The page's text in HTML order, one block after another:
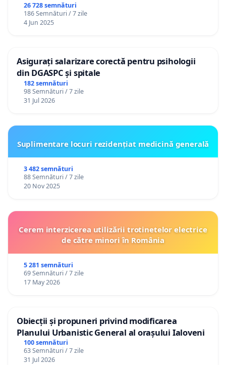
26 728 semnături
186 Semnături / 7 zile
4 Jun 2025
Asigurați salarizare corectă pentru psihologii
din DGASPC și spitale
182 semnături
98 Semnături / 7 zile
31 Jul 2026
Suplimentare locuri rezidențiat medicină generală
3 482 semnături
88 Semnături / 7 zile
20 Nov 2025
Cerem interzicerea utilizării trotinetelor electrice
de către minori în România
5 281 semnături
69 Semnături / 7 zile
17 May 2026
Obiecții și propuneri privind modificarea
Planului Urbanistic General al orașului Ialoveni
100 semnături
63 Semnături / 7 zile
31 Jul 2026